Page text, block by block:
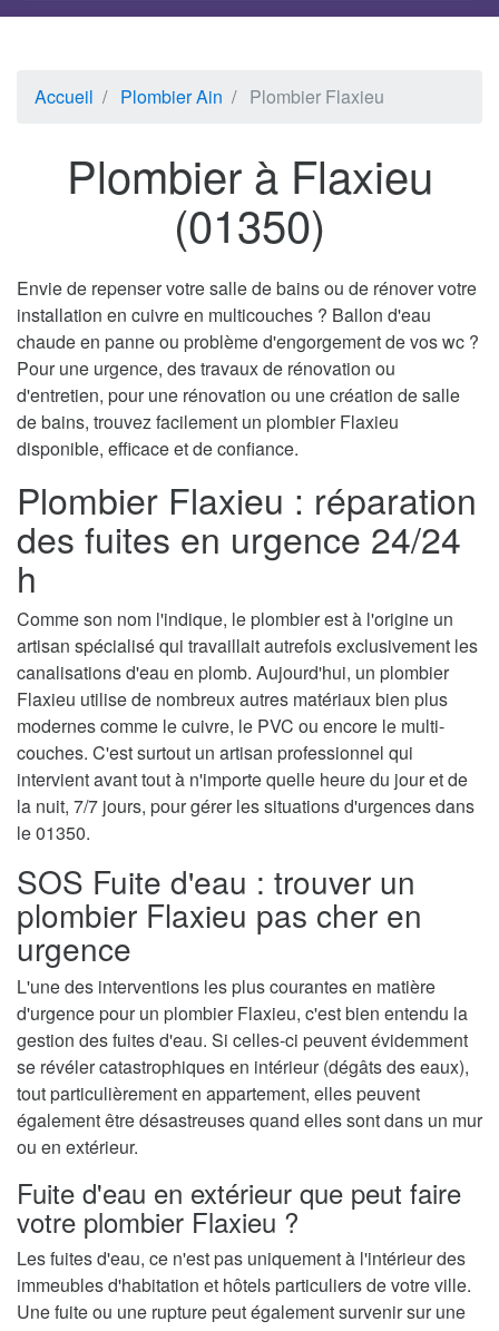
Accueil Plombier Ain Plombier Flaxieu
Plombier à Flaxieu
(01350)
Envie de repenser votre salle de bains ou de rénover votre
installation en cuivre en multicouches ? Ballon d'eau
chaude en panne ou problème d'engorgement de vos wc ?
Pour une urgence, des travaux de rénovation ou
d'entretien, pour une rénovation ou une création de salle
de bains, trouvez facilement un plombier Flaxieu
disponible, efficace et de confiance.
Plombier Flaxieu : réparation
des fuites en urgence 24/24
h
Comme son nom l'indique, le plombier est à l'origine un
artisan spécialisé qui travaillait autrefois exclusivement les
canalisations d'eau en plomb. Aujourd'hui, un plombier
Flaxieu utilise de nombreux autres matériaux bien plus
modernes comme le cuivre, le PVC ou encore le multi-
couches. C'est surtout un artisan professionnel qui
intervient avant tout à n'importe quelle heure du jour et de
la nuit, 7/7 jours, pour gérer les situations d'urgences dans
le 01350.
SOS Fuite d'eau : trouver un
plombier Flaxieu pas cher en
urgence
L'une des interventions les plus courantes en matière
d'urgence pour un plombier Flaxieu, c'est bien entendu la
gestion des fuites d'eau. Si celles-ci peuvent évidemment
se révéler catastrophiques en intérieur (dégâts des eaux),
tout particulièrement en appartement, elles peuvent
également être désastreuses quand elles sont dans un mur
ou en extérieur.
Fuite d'eau en extérieur que peut faire
votre plombier Flaxieu ?
Les fuites d'eau, ce n'est pas uniquement à l'intérieur des
immeubles d'habitation et hôtels particuliers de votre ville.
Une fuite ou une rupture peut également survenir sur une